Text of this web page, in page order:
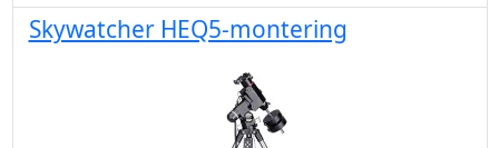
Skywatcher HEQ5-montering